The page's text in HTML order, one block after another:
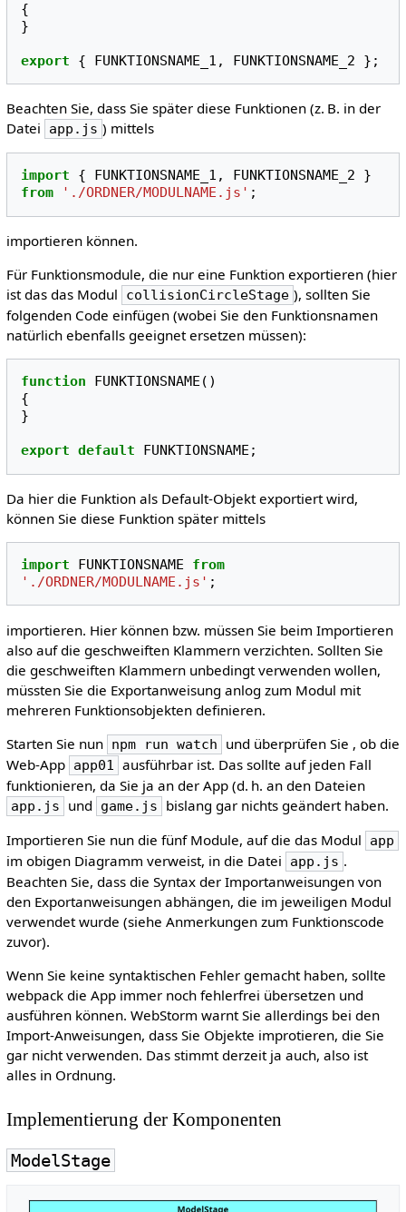
{
}
export { FUNKTIONSNAME_1 , FUNKTIONSNAME_2 };
Beachten Sie, dass Sie später diese Funktionen (z. B. in der
Datei
app.js ) mittels
import { FUNKTIONSNAME_1 , FUNKTIONSNAME_2
}
from
'./ORDNER/MODULNAME.js' ;
importieren können.
Für Funktionsmodule, die nur eine Funktion exportieren (hier
ist das das Modul
collisionCircleStage ), sollten Sie
folgenden Code einfügen (wobei Sie den Funktionsnamen
natürlich ebenfalls geeignet ersetzen müssen):
function FUNKTIONSNAME ()
{
}
export default FUNKTIONSNAME ;
Da hier die Funktion als Default-Objekt exportiert wird,
können Sie diese Funktion später mittels
import FUNKTIONSNAME
from
'./ORDNER/MODULNAME.js' ;
importieren. Hier können bzw. müssen Sie beim Importieren
also auf die geschweiften Klammern verzichten. Sollten Sie
die geschweiften Klammern unbedingt verwenden wollen,
müssten Sie die Exportanweisung anlog zum Modul mit
mehreren Funktionsobjekten definieren.
Starten Sie nun npm run watch
und überprüfen Sie , ob die
Web-App app01 ausführbar ist. Das sollte auf jeden Fall
funktionieren, da Sie ja an der App (d. h. an den Dateien
app.js und game.js
bislang gar nichts geändert haben.
Importieren Sie nun die fünf Module, auf die das Modul
app
im obigen Diagramm verweist, in die Datei app.js .
Beachten Sie, dass die Syntax der Importanweisungen von
den Exportanweisungen abhängen, die im jeweiligen Modul
verwendet wurde (siehe Anmerkungen zum Funktionscode
zuvor).
Wenn Sie keine syntaktischen Fehler gemacht haben, sollte
webpack die App immer noch fehlerfrei übersetzen und
ausführen können. WebStorm warnt Sie allerdings bei den
Import-Anweisungen, dass Sie Objekte improtieren, die Sie
gar nicht verwenden. Das stimmt derzeit ja auch, also ist
alles in Ordnung.
Implementierung der Komponenten
ModelStage